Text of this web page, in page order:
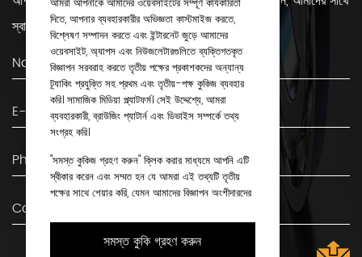
স্বাচ্ছন্দ্যে যোগাযোগ করুন!
আমরা আপনাকে আমাদের ওয়েবসাইটের সম্পূর্ণ কার্যকারিতা
দিতে, আপনার ব্যবহারকারীর অভিজ্ঞতা কাস্টমাইজ করতে,
বিশ্লেষণ সম্পাদন করতে এবং ইন্টারনেট জুড়ে আমাদের
ওয়েবসাইট, অ্যাপস এবং নিউজলেটারগুলিতে ব্যক্তিগতকৃত
বিজ্ঞাপন সরবরাহ করতে তৃতীয় পক্ষের প্রকাশকদের অন্যান্য
ট্র্যাকিং প্রযুক্তি সহ প্রথম এবং তৃতীয়-পক্ষ কুকিজ ব্যবহার
করি। সামাজিক মিডিয়া প্ল্যাটফর্ম। সেই উদ্দেশ্যে, আমরা
ব্যবহারকারী, ব্রাউজিং প্যাটার্ন এবং ডিভাইস সম্পর্কে তথ্য
সংগ্রহ করি।
"সমস্ত কুকিজ গ্রহণ করুন" ক্লিক করার মাধ্যমে আপনি এটি
স্বীকার করেন এবং সম্মত হন যে আমরা এই তথ্যটি তৃতীয়
পক্ষের সাথে শেয়ার করি, যেমন আমাদের বিজ্ঞাপন অংশীদারদের
কুকিজ" দিয়ে চালিয়ে যেতে পারেন। কিন্তু মনে রাখবেন যে কিছু
ধরণের কুকি ব্লক করা হলে তা প্রভাবিত করতে পারে যে
সমস্ত কুকি গ্রহণ করুন